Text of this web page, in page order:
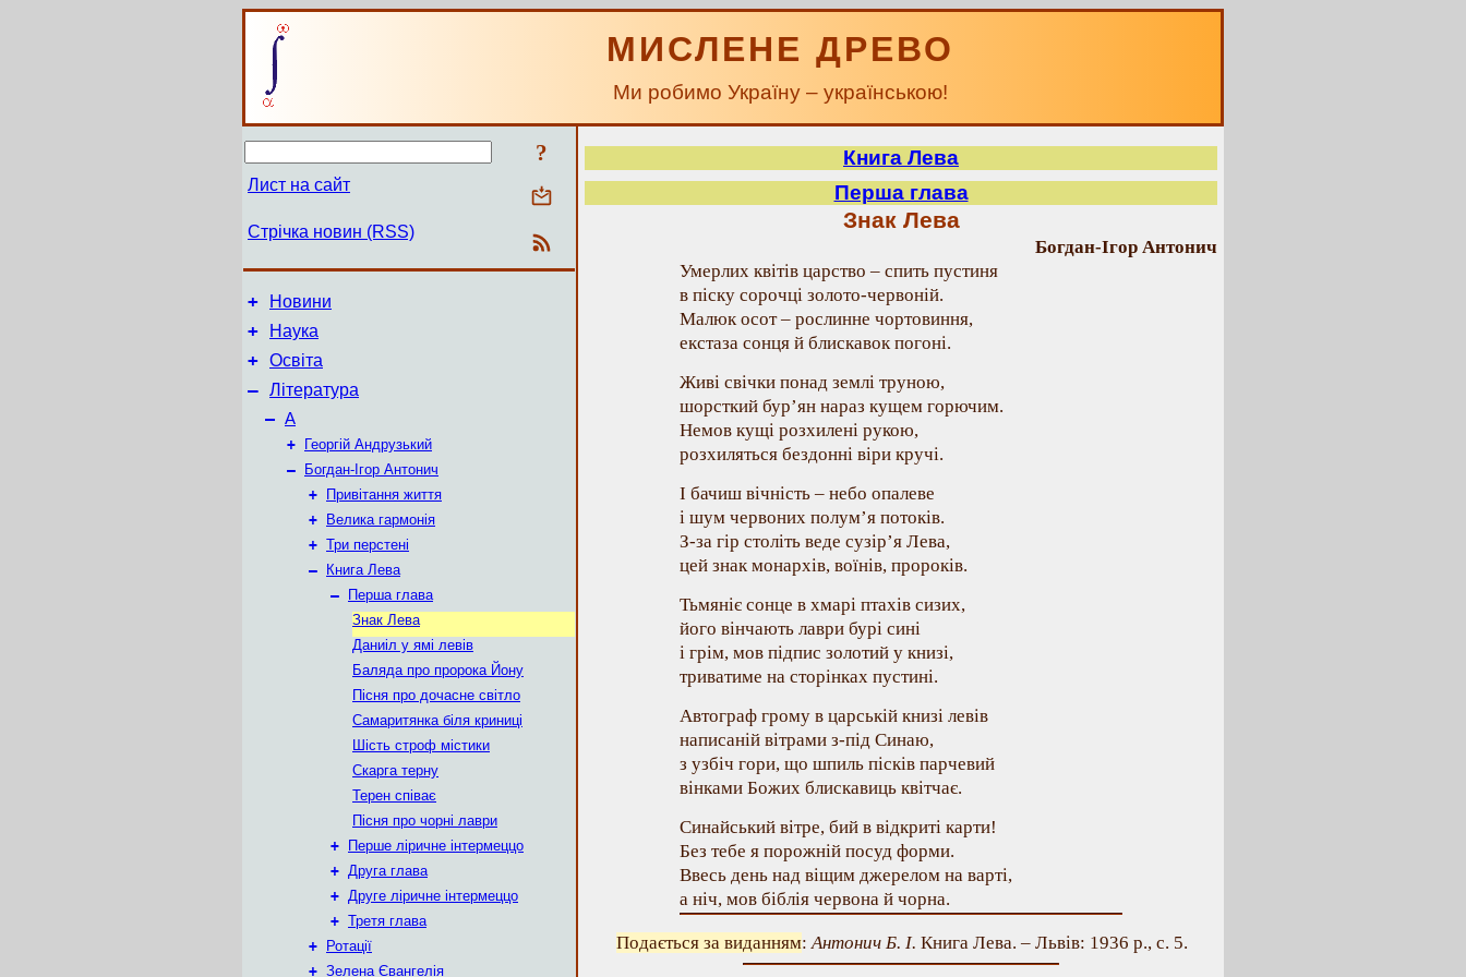
МИСЛЕНЕ ДРЕВО
Ми робимо Україну – українською!
?
Лист на сайт
Стрічка новин (RSS)
+ Новини
+ Наука
+ Освіта
– Література
– А
+
Георгій Андрузький
–
Богдан-Ігор Антонич
+
Привітання життя
+
Велика гармонія
+ Три перстені
–
Книга Лева
–
Перша глава
Знак Лева
Даниіл у ямі левів
Баляда про пророка Йону
Пісня про дочасне світло
Самаритянка біля криниці
Шість строф містики
Скарга терну
Терен співає
Пісня про чорні лаври
+
Перше ліричне інтермеццо
+ Друга глава
+ Друге ліричне інтермеццо
+ Третя глава
+
Ротації
+ Зелена Євангелія
Книга Лева
Перша глава
Знак Лева
Богдан-Ігор Антонич
Умерлих квітів царство – спить пустиня
в піску сорочці золото-червоній.
Малюк осот – рослинне чортовиння,
екстаза сонця й блискавок погоні.
Живі свічки понад землі труною,
шорсткий бур’ян нараз кущем горючим.
Немов кущі розхилені рукою,
розхиляться бездонні віри кручі.
І бачиш вічність – небо опалеве
і шум червоних полум’я потоків.
З-за гір століть веде сузір’я Лева,
цей знак монархів, воїнів, пророків.
Тьмяніє сонце в хмарі птахів сизих,
його вінчають лаври бурі сині
і грім, мов підпис золотий у книзі,
триватиме на сторінках пустині.
Автограф грому в царській книзі левів
написаній вітрами з-під Синаю,
з узбіч гори, що шпиль пісків парчевий
вінками Божих блискавиць квітчає.
Синайський вітре, бий в відкриті карти!
Без тебе я порожній посуд форми.
Ввесь день над віщим джерелом на варті,
а ніч, мов біблія червона й чорна.
Подається за виданням:Антонич Б. І. Книга Лева. – Львів: 1936 р., с. 5.